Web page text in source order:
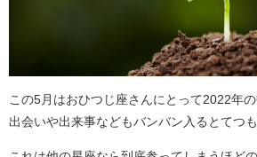
この5月はおひつじ座さんにとって2022年
出会いや出来事などもバンバン入るとてつ